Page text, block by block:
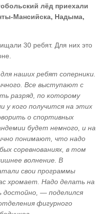
лёд приехали
Мансийска, Надыма,
30 ребят. Для них это
наших ребят соперники.
Все выступают с
разряд, по которому
у кого получится на этих
о спортивных
будет немного, и на
понимают, что надо
соревнованиях, в том
волнение. В
свои программы
хромает. Надо делать на
достойно, — поделился
фигурного